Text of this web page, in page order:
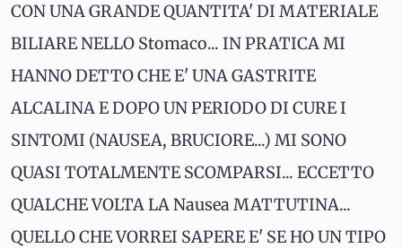
CON UNA GRANDE QUANTITA' DI MATERIALE
BILIARE NELLO Stomaco... IN PRATICA MI
HANNO DETTO CHE E' UNA GASTRITE
ALCALINA E DOPO UN PERIODO DI CURE I
SINTOMI (NAUSEA, BRUCIORE...) MI SONO
QUASI TOTALMENTE SCOMPARSI... ECCETTO
QUALCHE VOLTA LANauseaMATTUTINA...
QUELLO CHE VORREI SAPERE E' SE HO UN TIPO